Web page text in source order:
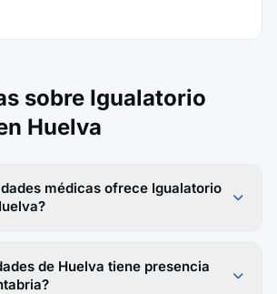
sobre Igualatorio
Huelva
médicas ofrece Igualatorio
de Huelva tiene presencia